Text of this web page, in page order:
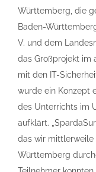
Württemberg, die
Baden-
V. und dem
das Großprojekt im
mit den IT-
wurde ein Konzept
des Unterrichts im
aufklärt.
das wir mittlerweile
Württemberg